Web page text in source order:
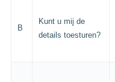
B
Kunt u mij de
details toesturen?